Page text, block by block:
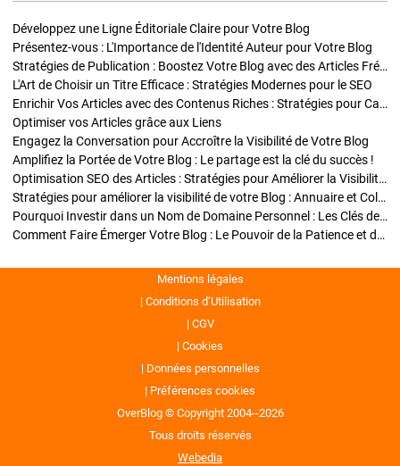
Développez une Ligne Éditoriale Claire pour Votre Blog
Présentez-vous : L'Importance de l'Identité Auteur pour Votre Blog
Stratégies de Publication : Boostez Votre Blog avec des Articles Fréquents et Exclusifs
L'Art de Choisir un Titre Efficace : Stratégies Modernes pour le SEO
Enrichir Vos Articles avec des Contenus Riches : Stratégies pour Captiver et Optimiser
Optimiser vos Articles grâce aux Liens
Engagez la Conversation pour Accroître la Visibilité de Votre Blog
Amplifiez la Portée de Votre Blog : Le partage est la clé du succès !
Optimisation SEO des Articles : Stratégies pour Améliorer la Visibilité de Votre Blog
Stratégies pour améliorer la visibilité de votre Blog : Annuaire et Collaborations
Pourquoi Investir dans un Nom de Domaine Personnel : Les Clés de la Réussite de Votre Blog
Comment Faire Émerger Votre Blog : Le Pouvoir de la Patience et de la Persévérance
Mentions légales
Conditions d’Utilisation
CGV
Cookies
Données personnelles
Préférences cookies
OverBlog © Copyright 2004--2026
Tous droits réservés
Webedia